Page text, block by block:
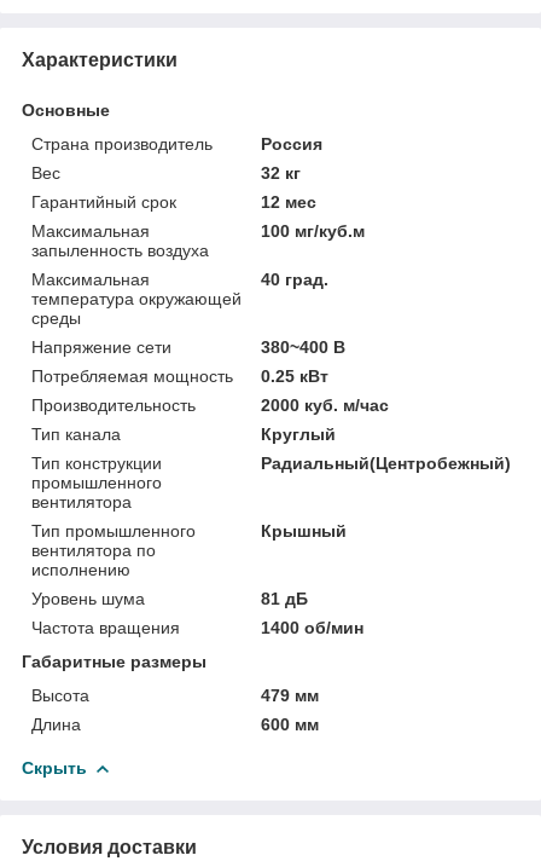
Характеристики
Основные
Страна производитель
Россия
Вес
32 кг
Гарантийный срок
12 мес
Максимальная
запыленность воздуха
100 мг/куб.м
Максимальная
температура окружающей
среды
40 град.
Напряжение сети
380~400 В
Потребляемая мощность
0.25 кВт
Производительность
2000 куб. м/час
Тип канала
Круглый
Тип конструкции
промышленного
вентилятора
Радиальный(Центробежный)
Тип промышленного
вентилятора по
исполнению
Крышный
Уровень шума
81 дБ
Частота вращения
1400 об/мин
Габаритные размеры
Высота
479 мм
Длина
600 мм
Скрыть
Условия доставки